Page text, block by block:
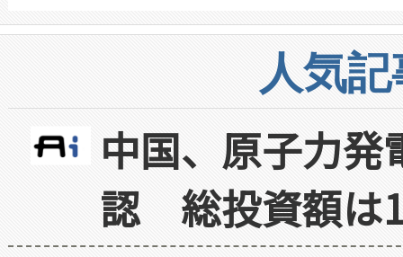
人気
中国、原子力
認 総投資額は